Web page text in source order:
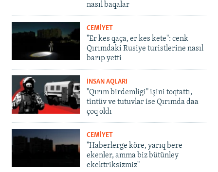
nasıl baqalar
CEMİYET
"Er kes qaça, er kes kete": cenk
Qırımdaki Rusiye turistlerine nasıl
barıp yetti
İNSAN AQLARI
"Qırım birdemligi" işini toqtattı,
tintüv ve tutuvlar ise Qırımda daa
çoq oldı
CEMİYET
"Haberlerge köre, yarıq bere
ekenler, amma biz bütünley
ekektriksizmiz"